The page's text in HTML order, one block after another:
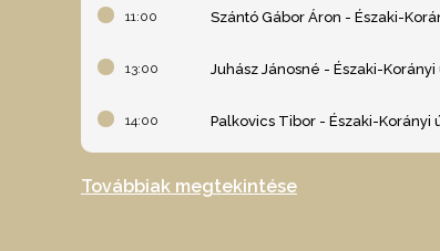
11:00 Szántó Gábor Áron - Északi-
13:00 Juhász Jánosné - Északi-
14:00 Palkovics Tibor - Északi-Korányi
Továbbiak megtekintése